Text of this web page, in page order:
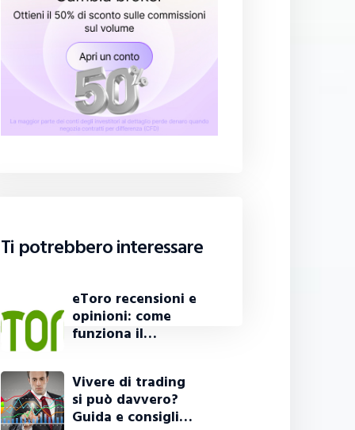
Ti potrebbero interessare
eToro recensioni e
opinioni: come
funziona il…
Vivere di trading
si può davvero?
Guida e consigli…